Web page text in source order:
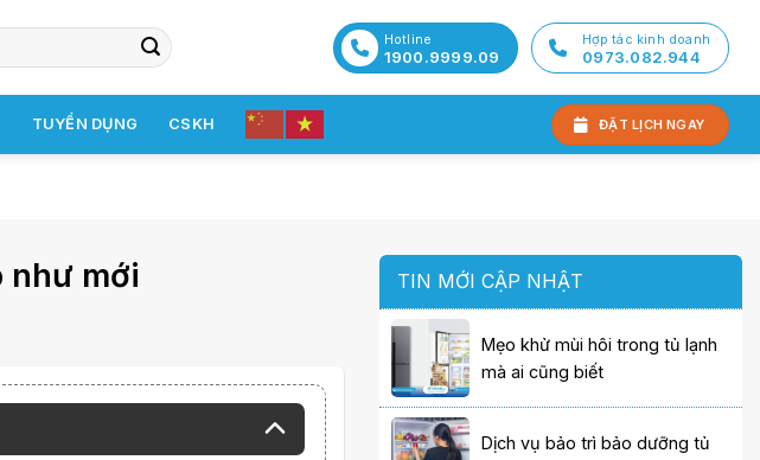
Hotline
1900.9999.09
Hợp tác kinh doanh
0973.082.944
TUYỂN DỤNG CSKH ĐẶT LỊCH NGAY
như mới TIN MỚI CẬP NHẬT
Mẹo khử mùi hôi trong tủ lạnh
mà ai cũng biết
Dịch vụ bảo trì bảo dưỡng tủ